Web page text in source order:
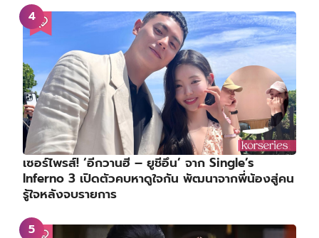
เซอร์ไพรส์! ‘อีกวานฮี – ยูชีอึน’ จาก Single’s
Inferno 3 เปิดตัวคบหาดูใจกัน พัฒนาจากพี่น้องสู่คน
รู้ใจหลังจบรายการ